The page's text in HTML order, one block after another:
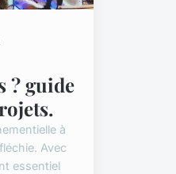
? guide
à
Avec
essentiel